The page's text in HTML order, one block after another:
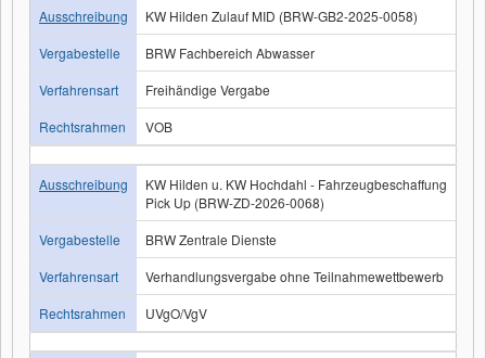
Ausschreibung
KW Hilden Zulauf MID (BRW-GB2-2025-0058)
Vergabestelle
BRW Fachbereich Abwasser
Verfahrensart
Freihändige Vergabe
Rechtsrahmen
VOB
Ausschreibung
KW Hilden u. KW Hochdahl - Fahrzeugbeschaffung
Pick Up (BRW-ZD-2026-0068)
Vergabestelle
BRW Zentrale Dienste
Verfahrensart
Verhandlungsvergabe ohne Teilnahmewettbewerb
Rechtsrahmen
UVgO/VgV